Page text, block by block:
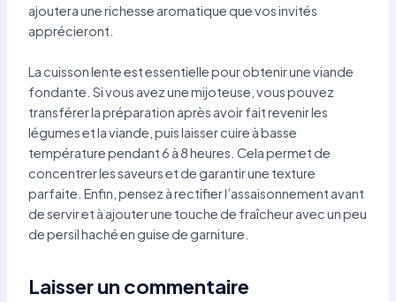
ajoutera une richesse aromatique que vos invités
apprécieront.
La cuisson lente est essentielle pour obtenir une viande
fondante. Si vous avez une mijoteuse, vous pouvez
transférer la préparation après avoir fait revenir les
légumes et la viande, puis laisser cuire à basse
température pendant 6 à 8 heures. Cela permet de
concentrer les saveurs et de garantir une texture
parfaite. Enfin, pensez à rectifier l’assaisonnement avant
de servir et à ajouter une touche de fraîcheur avec un peu
de persil haché en guise de garniture.
Laisser un commentaire